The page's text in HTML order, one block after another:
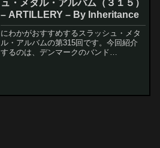
ュ・メタル・アルバム（３１５）
– ARTILLERY – By Inheritance
にわかがおすすめするスラッシュ・メタ
ル・アルバムの第315回です。今回紹介
するのは、デンマークのバンド